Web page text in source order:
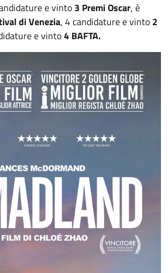
e vinto 3 Premi Oscar, è
di Venezia, 4 candidature e vinto 2
e vinto4 BAFTA.